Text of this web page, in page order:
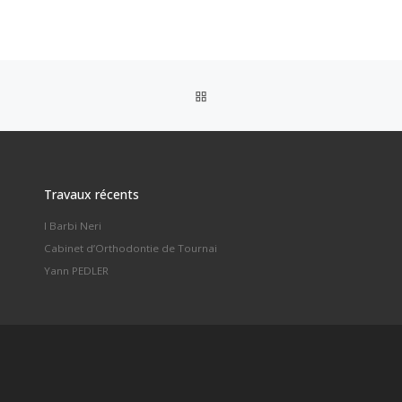
Travaux récents
I Barbi Neri
Cabinet d’Orthodontie de Tournai
Yann PEDLER